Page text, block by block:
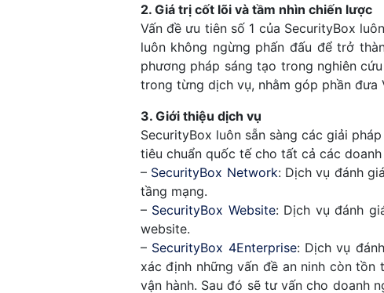
2. Giá trị cốt lõi và tầm nhìn chiến lược
Vấn đề ưu tiên số 1 của SecurityBox
luôn không ngừng phấn đấu để trở
phương pháp sáng tạo trong nghiên
trong từng dịch vụ, nhằm góp phần đưa
3. Giới thiệu dịch vụ
SecurityBox luôn sẵn sàng các giải
tiêu chuẩn quốc tế cho tất cả các
– SecurityBox Network: Dịch vụ đánh
tầng mạng.
– SecurityBox Website: Dịch vụ đánh
website.
–SecurityBox 4Enterprise: Dịch vụ
xác định những vấn đề an ninh còn
vận hành. Sau đó sẽ tư vấn cho doanh